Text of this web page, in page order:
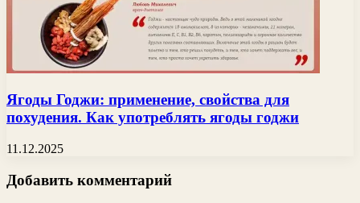
Ягоды Годжи: применение, свойства для
похудения. Как употреблять ягоды годжи
11.12.2025
Добавить комментарий